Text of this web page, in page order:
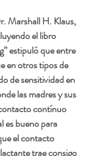
Marshall H. Klaus,
el libro
estipuló que entre
en otros tipos de
de sensitividad en
las madres y sus
contínuo
es bueno para
el contacto
trae consigo